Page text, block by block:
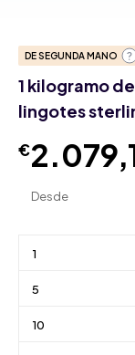
DE SEGUNDA MANO
1 kilogramo
lingotes
€
Desde
1
5
10